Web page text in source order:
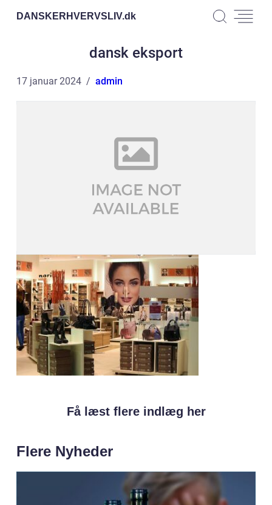
DANSKERHVERVSLIV.dk
dansk eksport
17 januar 2024 admin
Få læst flere indlæg her
Flere Nyheder